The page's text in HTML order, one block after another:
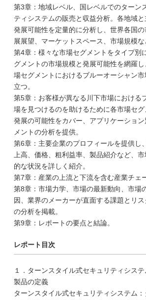
第3章：地域レベル、国レベルでのターン
ティシステムの販売と収益分析。各地域
発展可能性を定量的に分析し、世界各国
展展望、マーケットスペース、市場規模な
第4章：様々な市場セグメントをタイプ別
グメントの市場規模と発展可能性を網羅
場セグメントにおけるブルーオーシャン
立つ。
第5章：お客様が異なる川下市場における
場を見つけるのを助けるために各市場セ
発展の可能性をカバー、アプリケーショ
メントの分析を提供。
第6章：主要企業のプロフィールを提供し
上高、価格、粗利益率、製品紹介など、
的な状況を詳しく紹介。
第7章：産業の上流と下流を含む産業チェ
第8章：市場力学、市場の最新動向、市場
因、業界のメーカーが直面する課題とリ
の分析を掲載。
第9章：レポートの要点と結論。
レポート目次
１．ターンスタイル式セキュリティシス
製品の定義
ターンスタイル式セキュリティシステム：